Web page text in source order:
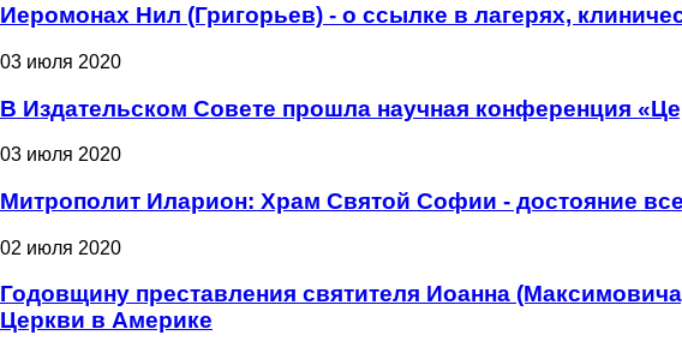
Иеромонах Нил (Григорьев) - о ссылке в лагерях,
03 июля 2020
В Издательском Совете прошла научная конференция
03 июля 2020
Митрополит Иларион: Храм Святой Софии - достояние
02 июля 2020
Годовщину преставления святителя Иоанна
Церкви в Америке